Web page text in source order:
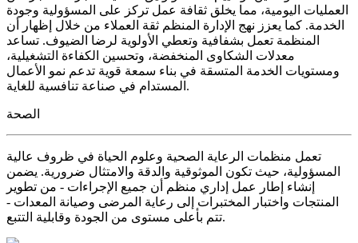
العمليات اليومية، مما يخلق ثقافة عمل تركز على المسؤولية وجودة
الخدمة. كما يعزز نهج الإدارة المنظم ثقة العملاء من خلال إظهار أن
المنظمة تعمل بشفافية وتعطي الأولوية لرضا الضيوف. تساعد
معدلات الشكاوى المنخفضة، وتحسين الكفاءة التشغيلية،
ومستويات الخدمة المتسقة في بناء سمعة قوية تدعم نمو الأعمال
المستدام في صناعة تنافسية للغاية.
الصحة
تعمل منظمات الرعاية الصحية وعلوم الحياة في ظروف عالية
المسؤولية، حيث تكون الموثوقية والدقة والامتثال ضرورية. يضمن
إنشاء إطار عمل إداري منظم أن جميع الإجراءات - من تطوير
المنتجات واختبار المختبرات إلى رعاية المرضى وصيانة المعدات -
تتم بأعلى مستوى من الجودة وقابلية التتبع.